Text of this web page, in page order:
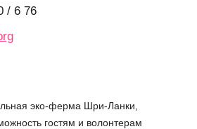
/ 6 76
эко-ферма Шри-Ланки,
гостям и волонтерам